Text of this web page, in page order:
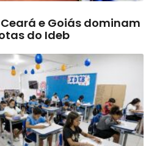
e Goiás dominam
do Ideb